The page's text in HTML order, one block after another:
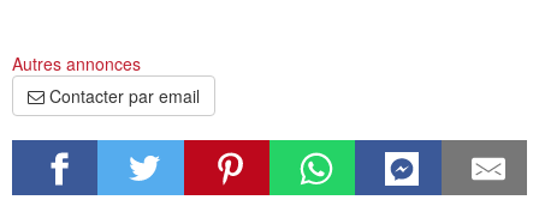
Autres annonces
Contacter par email